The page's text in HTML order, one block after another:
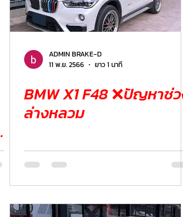
ADMIN BRAKE-D
11 พ.ย. 2566
ยาว 1 นาที
BMW X1 F48 ❌ปัญหาช่วง
ล่างหลวม